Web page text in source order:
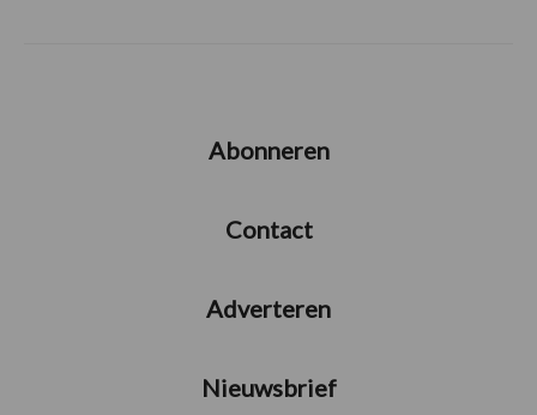
Abonneren
Contact
Adverteren
Nieuwsbrief